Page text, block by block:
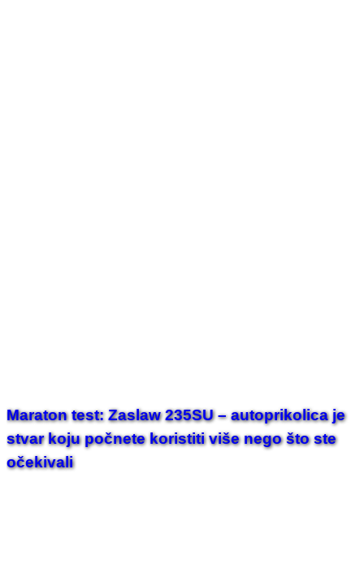
Maraton test: Zaslaw 235SU – autoprikolica je
stvar koju počnete koristiti više nego što ste
očekivali